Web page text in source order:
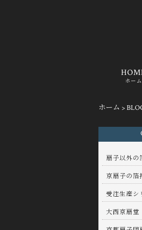
ホーム
ホーム >
扇子以外の
京扇子の箔
受注生産シ
大西京扇